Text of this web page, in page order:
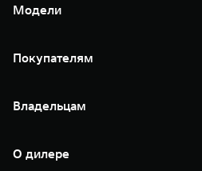
Модели
TANK 400
TANK 500
Покупателям
Тест-драйв
TANK Финансы
Корпоративным клиентам
Зарядные станции
Владельцам
Помощь на дороге
Новые цифровые сервисы TANK
О дилере